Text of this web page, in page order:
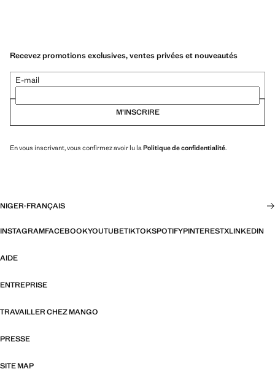
Recevez promotions exclusives, ventes privées et nouveautés
E-mail
M’INSCRIRE
En vous inscrivant, vous confirmez avoir lu laPolitique de confidentialité.
NIGER·FRANÇAIS
INSTAGRAMFACEBOOKYOUTUBETIKTOKSPOTIFYPINTERESTXLINKEDIN
AIDE
ENTREPRISE
TRAVAILLER CHEZ MANGO
PRESSE
SITE MAP